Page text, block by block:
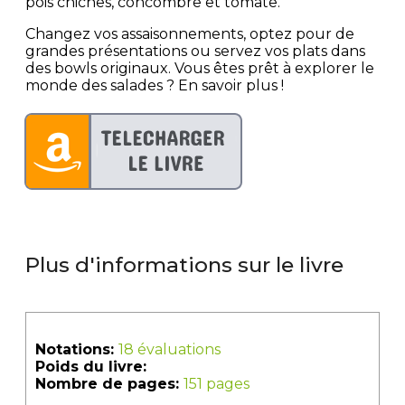
Changez vos assaisonnements, optez pour de
grandes présentations ou servez vos plats dans
des bowls originaux. Vous êtes prêt à explorer le
monde des salades ? En savoir plus !
Plus d'informations sur le livre
Notations: 18 évaluations
Poids du livre:
Nombre de pages: 151 pages